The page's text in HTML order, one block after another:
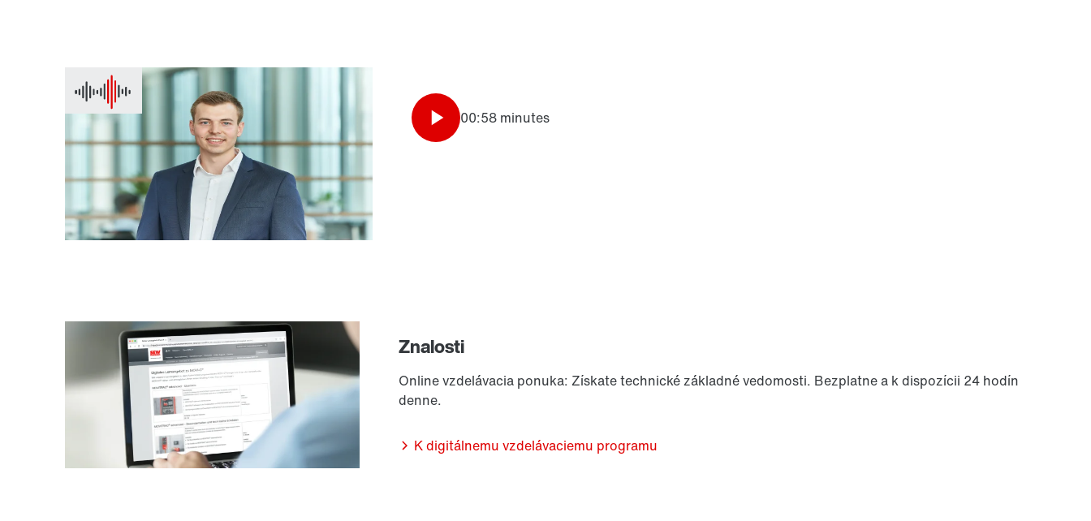
00:58 minutes
Znalosti
Online vzdelávacia ponuka: Získate technické základné vedomosti. Bezplatne a k dispozícii 24 hodín
denne.
K digitálnemu vzdelávaciemu programu